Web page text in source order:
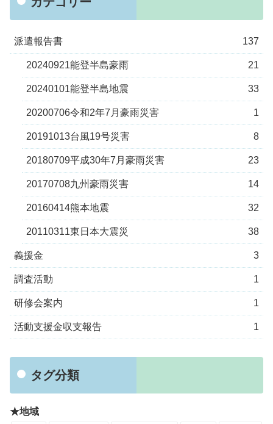
派遣報告書 137
20240921能登半島豪雨 21
20240101能登半島地震 33
20200706令和2年7月豪雨災害 1
20191013台風19号災害 8
20180709平成30年7月豪雨災害 23
20170708九州豪雨災害 14
20160414熊本地震 32
20110311東日本大震災 38
義援金 3
調査活動 1
研修会案内 1
活動支援金収支報告 1
タグ分類
★地域